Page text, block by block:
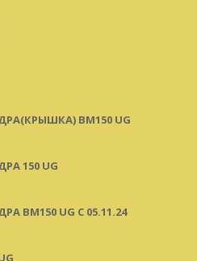
BM150 UG
150 UG
BM150 UG C 05.11.24